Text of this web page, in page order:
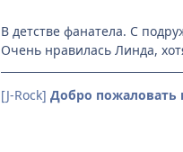
В детстве фанатела. С
Очень нравилась Линда,
[J-Rock] Добро пожаловать